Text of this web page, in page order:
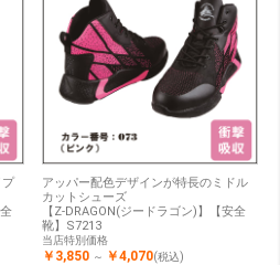
プ
アッパー配色デザインが特長のミドル
カットシューズ
【Z-DRAGON(ジードラゴン)】【安全
靴】S7213
当店特別価格
￥3,850 ～ ￥4,070(税込)